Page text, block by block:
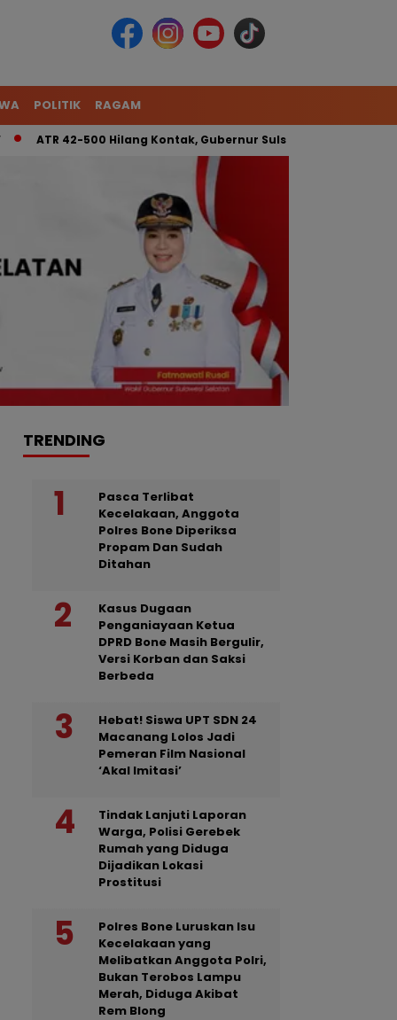
POLITIK RAGAM
42-500 Hilang Kontak, Gubernur Sulsel: Kita Kerahkan Tim
TRENDING
Pasca Terlibat
Kecelakaan, Anggota
Polres Bone Diperiksa
Propam Dan Sudah
Ditahan
Kasus Dugaan
Penganiayaan Ketua
DPRD Bone Masih Bergulir,
Versi Korban dan Saksi
Berbeda
Hebat! Siswa UPT SDN 24
Macanang Lolos Jadi
Pemeran Film Nasional
‘Akal Imitasi’
Tindak Lanjuti Laporan
Warga, Polisi Gerebek
Rumah yang Diduga
Dijadikan Lokasi
Prostitusi
Polres Bone Luruskan Isu
Kecelakaan yang
Melibatkan Anggota Polri,
Bukan Terobos Lampu
Merah, Diduga Akibat
Rem Blong